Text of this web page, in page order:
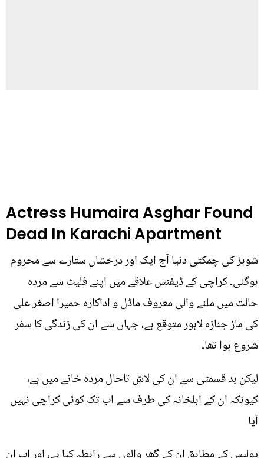
Actress Humaira Asghar Found
Dead In Karachi Apartment
شوبز کی چمکتی دنیا آج ایک اور درخشاں ستارے سے محروم
ہوگئی۔ کراچی کے ڈیفنس علاقے میں اپنے فلیٹ سے مردہ
حالت میں ملنے والی معروف ماڈل و اداکارہ حمیرا اصغر علی
کی ماز جنازہ لاہور متوقع ہے، جہاں سے ان کی زندگی کا سفر
شروع ہوا تھا۔
لیکن بد قسمتی سے ان کی لاش تاحال مردہ خانے میں ہے،
کیونکہ ان کے اہلخانہ کی طرف سے اب تک کوئی کراچی نہیں
آیا